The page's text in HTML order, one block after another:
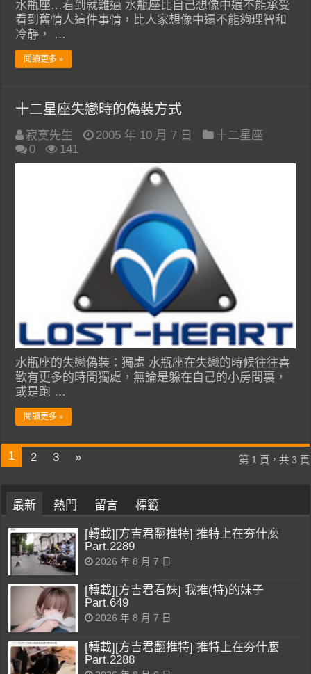
水瓶座…看到就難過 水瓶座比自己想像中還不能承受
看到舊情人這件事情，比人家想像中還不能夠理智和
冷靜， …
閱讀更多 »
十二星座失戀時的偽裝方式
寂寞先生 2005 年 10 月 7 日
十二星座
0
141
水瓶座的失戀偽裝：獨處 水瓶座在失戀的時候往往喜
歡有更多的時間獨處，無論是躲在自己的小房間裏，
或是跑 …
閱讀更多 »
第 1 頁，共 3 頁
1 2 3 »
最新 熱門 留言 標籤
[轉載][方吉君翻推特] 推特上在夯什麼
Part.2289
2026 年 8 月 7 日
[轉載][方吉君看妹] 我推(特)的妹子
Part.649
2026 年 8 月 7 日
[轉載][方吉君翻推特] 推特上在夯什麼
Part.2288